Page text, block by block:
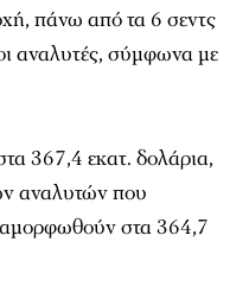
πάνω από τα 6 σεντς
αναλυτές, σύμφωνα με
367,4 εκατ. δολάρια,
αναλυτών που
στα 364,7